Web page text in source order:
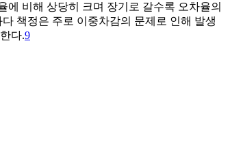
비해 상당히 크며 장기로 갈수록 오차율의
책정은 주로 이중차감의 문제로 인해 발생
다.9